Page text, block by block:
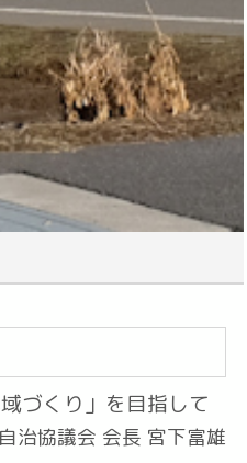
づくり」を目指して
治協議会 会長 宮下富雄